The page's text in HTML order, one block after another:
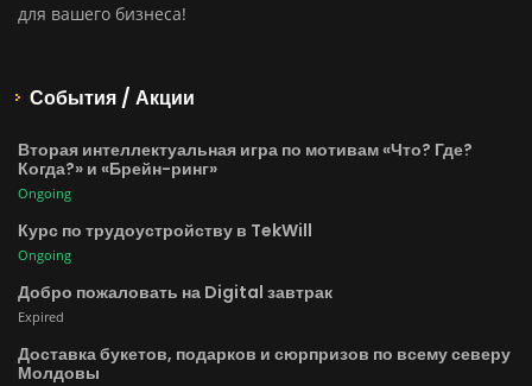
для вашего бизнеса!
События / Акции
Вторая интеллектуальная игра по мотивам «Что? Где?
Когда?» и «Брейн-ринг»
Ongoing
Курс по трудоустройству в TekWill
Ongoing
Добро пожаловать на Digital завтрак
Expired
Доставка букетов, подарков и сюрпризов по всему северу
Молдовы